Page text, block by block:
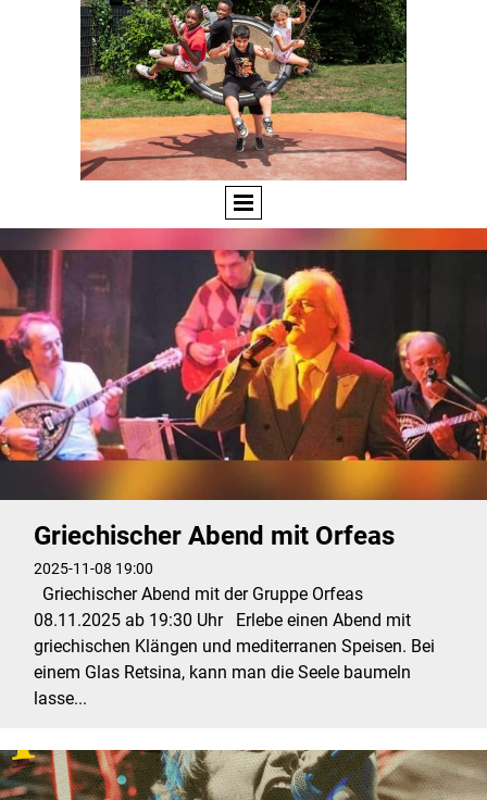
Griechischer Abend mit Orfeas
2025-11-08 19:00
Griechischer Abend mit der Gruppe Orfeas
08.11.2025 ab 19:30 Uhr Erlebe einen Abend mit
griechischen Klängen und mediterranen Speisen. Bei
einem Glas Retsina, kann man die Seele baumeln
lasse...